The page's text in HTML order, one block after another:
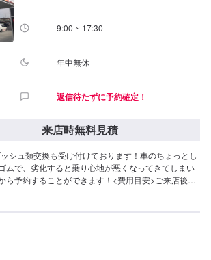
9:00 ~ 17:30
年中無休
返信待たずに予約確定！
来店時無料見積
シュ類交換も受け付けております！車のちょっとし
ムで、劣化すると乗り心地が悪くなってきてしまい
ら予約することができます！<費用目安>ご来店後の